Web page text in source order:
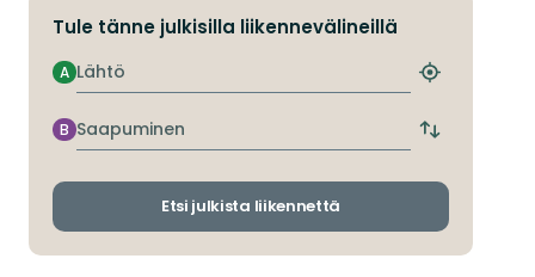
Tule tänne julkisilla liikennevälineillä
Lähtö
A
Etsi
pysäkki
Saapuminen
B
Vaihda
ja
Etsi julkista liikennettä